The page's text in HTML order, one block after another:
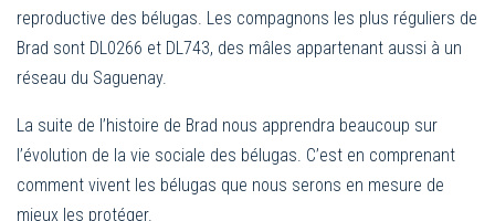
reproductive des bélugas. Les compagnons les plus réguliers de
Brad sont DL0266 et DL743, des mâles appartenant aussi à un
réseau du Saguenay.
La suite de l’histoire de Brad nous apprendra beaucoup sur
l’évolution de la vie sociale des bélugas. C’est en comprenant
comment vivent les bélugas que nous serons en mesure de
mieux les protéger.